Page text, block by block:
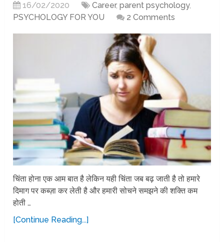
16/02/2020 Career,parent psychology,
PSYCHOLOGY FOR YOU
2 Comments
चिंता होना एक आम बात है लेकिन यही चिंता जब बढ़ जाती है तो हमारे
दिमाग पर कब्ज़ा कर लेती है और हमारी सोचने समझने की शक्ति कम
होती …
[Continue Reading...]